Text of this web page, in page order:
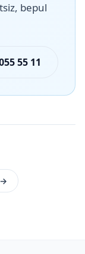
bepul
55 11
→